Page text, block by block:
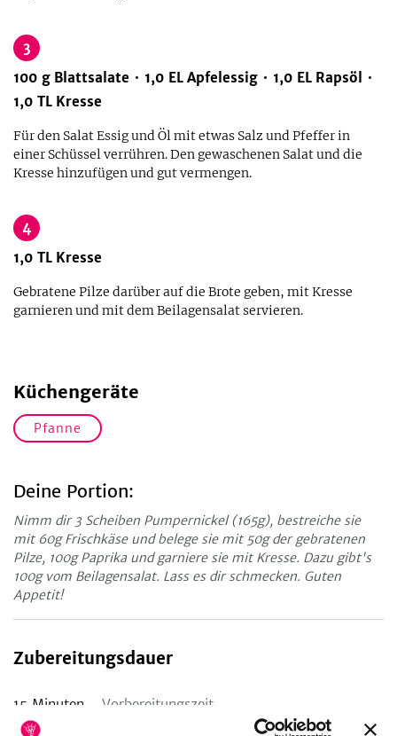
3
100 g Blattsalate 1,0 EL Apfelessig 1,0 EL Rapsöl
1,0 TL Kresse
Für den Salat Essig und Öl mit etwas Salz und Pfeffer in
einer Schüssel verrühren. Den gewaschenen Salat und die
Kresse hinzufügen und gut vermengen.
4
1,0 TL Kresse
Gebratene Pilze darüber auf die Brote geben, mit Kresse
garnieren und mit dem Beilagensalat servieren.
Küchengeräte
Pfanne
Deine Portion:
Nimm dir 3 Scheiben Pumpernickel (165g), bestreiche sie
mit 60g Frischkäse und belege sie mit 50g der gebratenen
Pilze, 100g Paprika und garniere sie mit Kresse. Dazu gibt's
100g vom Beilagensalat. Lass es dir schmecken. Guten
Appetit!
Zubereitungsdauer
15 Minuten Vorbereitungszeit